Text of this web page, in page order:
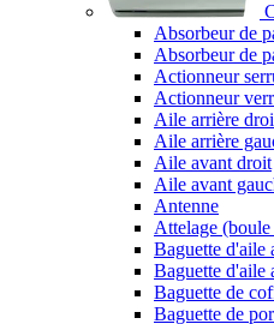
Absorbeur de
Absorbeur de
Actionneur
Actionneur
Aile arrière
Aile arrière
Aile avant droit
Aile avant
Antenne
Attelage
Baguette d'aile
Baguette d'aile
Baguette de
Baguette de